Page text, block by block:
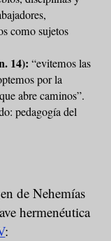
como sujetos
14): “evitemos las
por la
abre caminos”.
pedagogía del
de Nehemías
hermenéutica
: